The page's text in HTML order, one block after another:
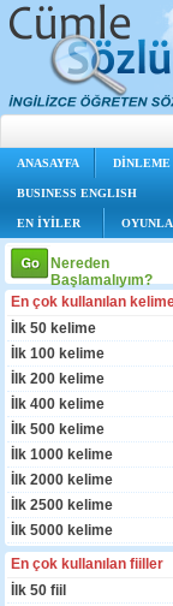
ANASAYFA DİNLEME
BUSINESS ENGLISH
EN İYİLER
Nereden
Başlamalıyım?
En çok kullanılan
İlk 50 kelime
İlk 100 kelime
İlk 200 kelime
İlk 400 kelime
İlk 500 kelime
İlk 1000 kelime
İlk 2000 kelime
İlk 2500 kelime
İlk 5000 kelime
En çok kullanılan fiiller
İlk 50 fiil